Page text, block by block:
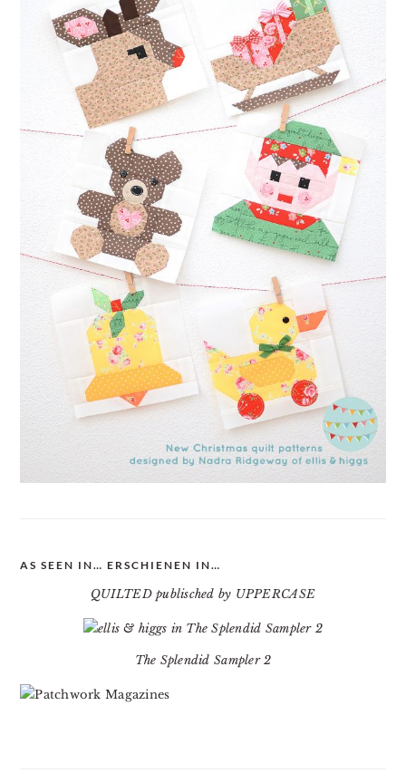
AS SEEN IN… ERSCHIENEN IN…
QUILTED publisched by UPPERCASE
The Splendid Sampler 2